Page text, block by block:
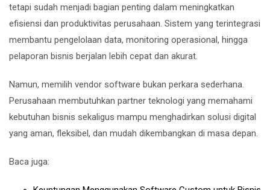
tetapi sudah menjadi bagian penting dalam meningkatkan
efisiensi dan produktivitas perusahaan. Sistem yang terintegrasi
membantu pengelolaan data, monitoring operasional, hingga
pelaporan bisnis berjalan lebih cepat dan akurat.
Namun, memilih vendor software bukan perkara sederhana.
Perusahaan membutuhkan partner teknologi yang memahami
kebutuhan bisnis sekaligus mampu menghadirkan solusi digital
yang aman, fleksibel, dan mudah dikembangkan di masa depan.
Baca juga: